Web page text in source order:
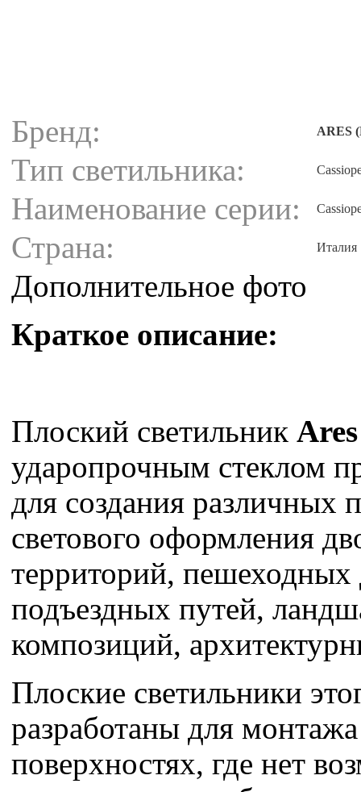
Бренд: ARES
Тип светильника:
Наименование серии:
Страна: Италия
Дополнительное фото
Краткое описание:
Плоский светильник
ударопрочным стеклом
для создания различных
светового оформления
территорий, пешеходных
подъездных путей,
композиций,
Плоские светильники
разработаны для
поверхностях, где нет